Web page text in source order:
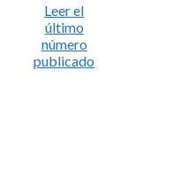
Leer el
último
número
publicado